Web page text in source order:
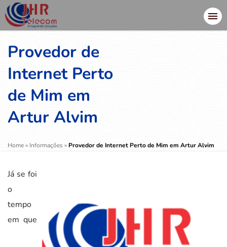
Provedor de
Internet Perto
de Mim em
Artur Alvim
Home» Informações» Provedor de Internet Perto de Mim em Artur Alvim
Já se foi
o
tempo
em que